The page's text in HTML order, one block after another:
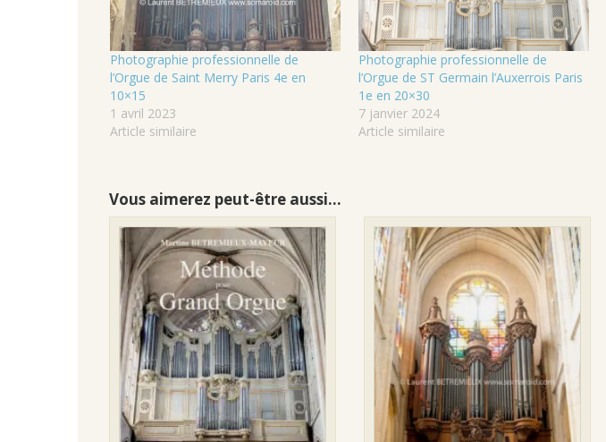
Photographie professionnelle de
l’Orgue de Saint Merry Paris 4e en
10×15
1 avril 2023
Article similaire
Photographie professionnelle de
l’Orgue de ST Germain l’Auxerrois Paris
1e en 20×30
7 janvier 2024
Article similaire
Vous aimerez peut-être aussi…